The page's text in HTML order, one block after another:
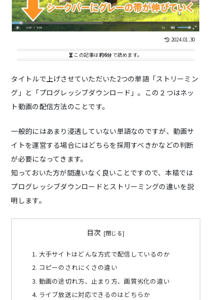
2024.01.30
この記事は約6分で読めます。
タイトルで上げさせていただいた2つの単語「ストリーミン
グ」と「プログレッシブダウンロード」。この２つはネッ
ト動画の配信方法のことです。
一般的にはあまり浸透していない単語なのですが、動画サ
イトを運営する場合にはどちらを採用すべきかなどの判断
が必要になってきます。
知っておいた方が間違いなく良いことですので、本稿では
プログレッシブダウンロードとストリーミングの違いを説
明します。
目次
大手サイトはどんな方式で配信しているのか
コピーのされにくさの違い
動画の途切れ方、止まり方、画質劣化の違い
ライブ放送に対応できるのはどちらか